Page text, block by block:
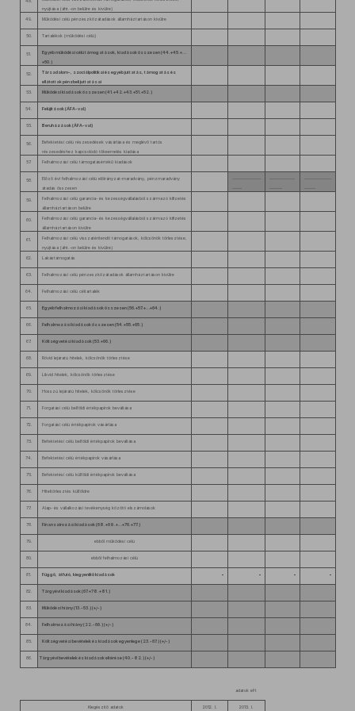
nyújtása (áht.-on belülre és kívülre)
49. Működési célú pénzeszközátadások államháztartáson kívülre
50. Tartalékok (működési célú)
51.
Egyéb működési célú támogatások, kiadások összesen (44.+45.+…
+50.)
52.
Társadalom-, szociálpolitikai és egyéb juttatás, támogatás és
ellátottak pénzbeli juttatásai
53. Működési kiadások összesen (41.+42.+43.+51.+52.)
54. Felújítások (ÁFA-val)
55. Beruházások (ÁFA-val)
56.
Befektetési célú részesedések vásárlása és meglévő tartós
részesedéshez kapcsolódó tőkeemelés kiadása
57. Felhalmozási célú támogatásértékű kiadások
58.
Előző évi felhalmozási célú előirányzat-maradvány, pénzmaradvány
átadás összesen
------------------
------
----------------
--------
-----------------
-------
59.
Felhalmozási célú garancia- és kezességvállalásból származó kifizetés
államháztartáson belülre
60.
Felhalmozási célú garancia- és kezességvállalásból származó kifizetés
államháztartáson kívülre
61.
Felhalmozási célú visszatérítendő támogatások, kölcsönök törlesztése,
nyújtása (áht.-on belülre és kívülre)
62. Lakástámogatás
63. Felhalmozási célú pénzeszközátadások államháztartáson kívülre
64. Felhalmozási célú céltartalék
65. Egyéb felhalmozási kiadások összesen (56.+57.+…+64.)
66. Felhalmozási kiadások összesen (54.+55.+65.)
67. Költségvetési kiadások (53.+66.)
68. Rövid lejáratú hitelek, kölcsönök törlesztése
69. Likvid hitelek, kölcsönök törlesztése
70. Hosszú lejáratú hitelek, kölcsönök törlesztése
71. Forgatási célú belföldi értékpapírok beváltása
72. Forgatási célú értékpapírok vásárlása
73. Befektetési célú belföldi értékpapírok beváltása
74. Befektetési célú értékpapírok vásárlása
75. Befektetési célú külföldi értékpapírok beváltása
76. Hiteltörlesztés külföldre
77. Alap- és vállalkozási tevékenység közötti elszámolások
78. Finanszírozási kiadások (68.+69.+…+76.+77.)
79. ebből működési célú
80. ebből felhalmozási célú
81. Függő, átfutó, kiegyenlítő kiadások
82. Tárgyévi kiadások (67.+78.+81.)
83. Működési hiány (13.-53.) (+/-)
84. Felhalmozási hiány (22.-66.) (+/-)
85. Költségvetési bevételek és kiadások egyenlege (23.-67.) (+/-)
86. Tárgyévi bevételek és kiadások eltérése (40.-82.) (+/-)
adatok eFt
Kiegészítő adatok
2012. I.
2013. I.